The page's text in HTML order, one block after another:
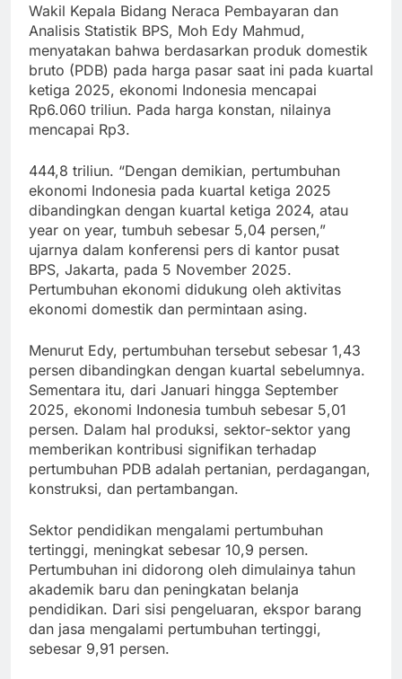
Wakil Kepala Bidang Neraca Pembayaran dan
Analisis Statistik BPS, Moh Edy Mahmud,
menyatakan bahwa berdasarkan produk domestik
bruto (PDB) pada harga pasar saat ini pada kuartal
ketiga 2025, ekonomi Indonesia mencapai
Rp6.060 triliun. Pada harga konstan, nilainya
mencapai Rp3.
444,8 triliun. “Dengan demikian, pertumbuhan
ekonomi Indonesia pada kuartal ketiga 2025
dibandingkan dengan kuartal ketiga 2024, atau
year on year, tumbuh sebesar 5,04 persen,”
ujarnya dalam konferensi pers di kantor pusat
BPS, Jakarta, pada 5 November 2025.
Pertumbuhan ekonomi didukung oleh aktivitas
ekonomi domestik dan permintaan asing.
Menurut Edy, pertumbuhan tersebut sebesar 1,43
persen dibandingkan dengan kuartal sebelumnya.
Sementara itu, dari Januari hingga September
2025, ekonomi Indonesia tumbuh sebesar 5,01
persen. Dalam hal produksi, sektor-sektor yang
memberikan kontribusi signifikan terhadap
pertumbuhan PDB adalah pertanian, perdagangan,
konstruksi, dan pertambangan.
Sektor pendidikan mengalami pertumbuhan
tertinggi, meningkat sebesar 10,9 persen.
Pertumbuhan ini didorong oleh dimulainya tahun
akademik baru dan peningkatan belanja
pendidikan. Dari sisi pengeluaran, ekspor barang
dan jasa mengalami pertumbuhan tertinggi,
sebesar 9,91 persen.